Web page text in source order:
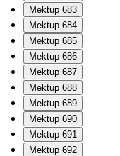
Mektup 683
Mektup 684
Mektup 685
Mektup 686
Mektup 687
Mektup 688
Mektup 689
Mektup 690
Mektup 691
Mektup 692